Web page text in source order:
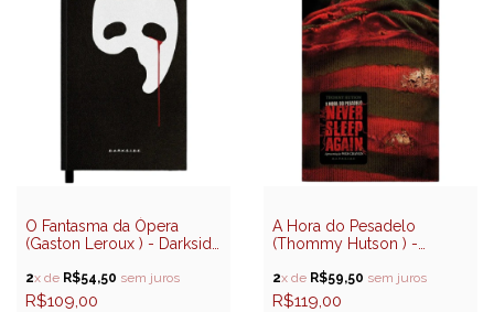
O Fantasma da Ópera
(Gaston Leroux ) - Darkside
2x de R$54,50 sem juros
R$109,00
A Hora do Pesadelo
(Thommy Hutson ) -
2x de R$59,50 sem juros
R$119,00